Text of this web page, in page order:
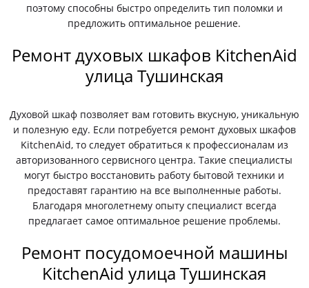
поэтому способны быстро определить тип поломки и
предложить оптимальное решение.
Ремонт духовых шкафов KitchenAid
улица Тушинская
Духовой шкаф позволяет вам готовить вкусную, уникальную
и полезную еду. Если потребуется ремонт духовых шкафов
KitchenAid, то следует обратиться к профессионалам из
авторизованного сервисного центра. Такие специалисты
могут быстро восстановить работу бытовой техники и
предоставят гарантию на все выполненные работы.
Благодаря многолетнему опыту специалист всегда
предлагает самое оптимальное решение проблемы.
Ремонт посудомоечной машины
KitchenAid улица Тушинская